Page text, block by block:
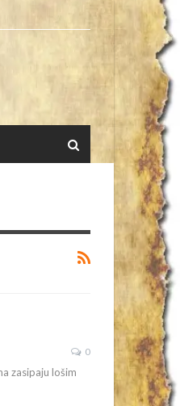
0
zasipaju lošim